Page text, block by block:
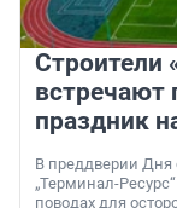
Строители
встречают
праздник
В преддверии Дня
„Терминал-
поводах для